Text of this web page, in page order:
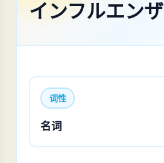
インフルエンザ
词性
名词